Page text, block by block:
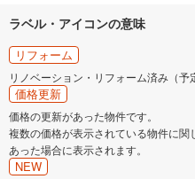
ラベル・アイコンの意味
リフォーム
リノベーション・リフォーム済み（予
価格更新
価格の更新があった物件です。
複数の価格が表示されている物件に
あった場合に表示されます。
NEW